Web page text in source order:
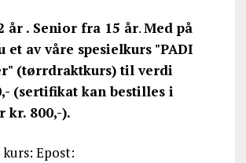
år . Senior fra 15 år.Med på
et av våre spesielkurs "PADI
(tørrdraktkurs) til verdi
(sertifikat kan bestilles i
kr. 800,-).
Epost: